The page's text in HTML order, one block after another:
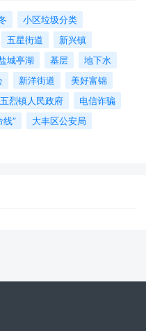
小区垃圾分类
五星街道
新兴镇
城亭湖 基层
地下水
新洋街道
美好富锦
五烈镇人民政府
电信诈骗
线”
大丰区公安局